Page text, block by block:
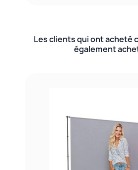
Les clients qui ont acheté
également